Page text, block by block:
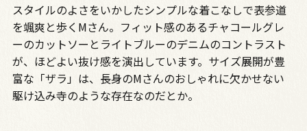
スタイルのよさをいかしたシンプルな着こなしで表参道
を颯爽と歩くMさん。フィット感のあるチャコールグレ
ーのカットソーとライトブルーのデニムのコントラスト
が、ほどよい抜け感を演出しています。サイズ展開が豊
富な「ザラ」は、長身のMさんのおしゃれに欠かせない
駆け込み寺のような存在なのだとか。